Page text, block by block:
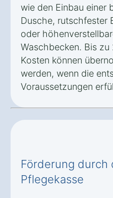
wie den Einbau einer
Dusche, rutschfester
oder
Waschbecken. Bis zu
Kosten können
werden, wenn die
Voraussetzungen
Förderung durch
Pflegekasse